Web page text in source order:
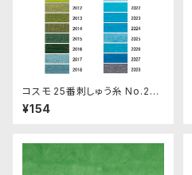
コスモ 25番刺しゅう糸 No.200
9‾2028
¥154